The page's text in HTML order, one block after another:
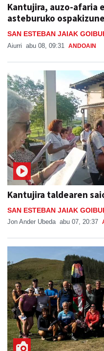
Kantujira, auzo-afaria
asteburuko
SAN ESTEBAN JAIAK
Aiurri abu 08, 09:31 ANDOAIN
Kantujira taldearen
SAN ESTEBAN JAIAK
Jon Ander Ubeda abu 07, 20:37